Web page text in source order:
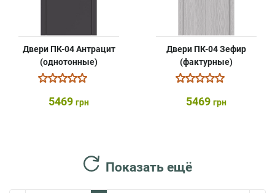
Двери ПК-04 Антрацит
(однотонные)
5469 грн
Двери ПК-04 Зефир
(фактурные)
5469 грн
Показать ещё